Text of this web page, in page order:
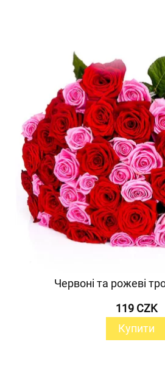
Червоні та рожеві
119 CZK
Купити